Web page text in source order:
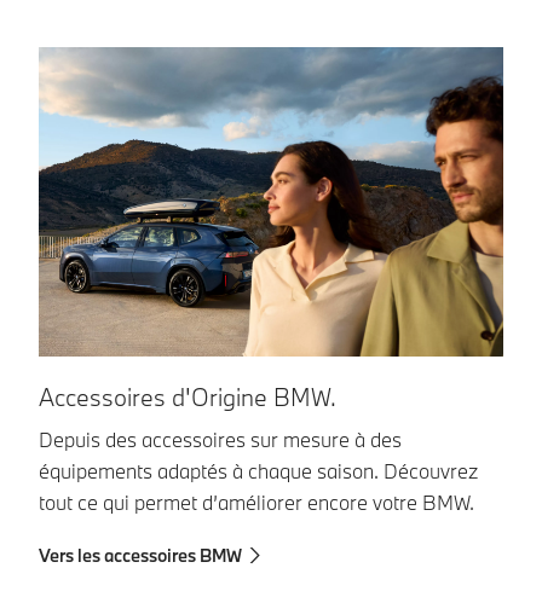
Accessoires d'Origine BMW.
Depuis des accessoires sur mesure à des
équipements adaptés à chaque saison. Découvrez
tout ce qui permet d’améliorer encore votre BMW.
Vers les accessoires BMW